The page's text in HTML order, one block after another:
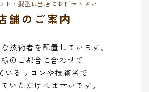
ト・髪型は当店にお任せ下さい
舗のご案内
技術者を配置しています。
のご都合に合わせて
いるサロンや技術者で
いただければ幸いです。